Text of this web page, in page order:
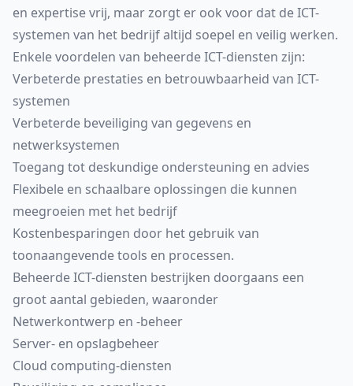
en expertise vrij, maar zorgt er ook voor dat de ICT-
systemen van het bedrijf altijd soepel en veilig werken.
Enkele voordelen van beheerde ICT-diensten zijn:
Verbeterde prestaties en betrouwbaarheid van ICT-
systemen
Verbeterde beveiliging van gegevens en
netwerksystemen
Toegang tot deskundige ondersteuning en advies
Flexibele en schaalbare oplossingen die kunnen
meegroeien met het bedrijf
Kostenbesparingen door het gebruik van
toonaangevende tools en processen.
Beheerde ICT-diensten bestrijken doorgaans een
groot aantal gebieden, waaronder
Netwerkontwerp en -beheer
Server- en opslagbeheer
Cloud computing-diensten